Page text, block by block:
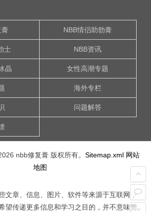
膏 NBB情侣助勃膏
士 NBB资讯
晶 女性高潮专题
海外专栏
问题解答
nbb修复膏 版权所有。 Sitemap.xml 网站
地图
文章、信息、图片、软件等来源于互联网，
望传递更多信息和学习之目的，并不意味赞